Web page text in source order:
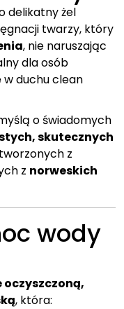
delikatny żel
twarzy, który
, nie naruszając
dla osób
duchu clean
o świadomych
skutecznych
z
z norweskich
wody
oczyszczoną,
, która: